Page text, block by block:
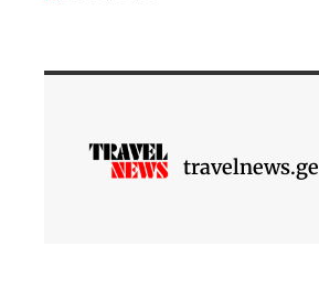
travelnews.ge